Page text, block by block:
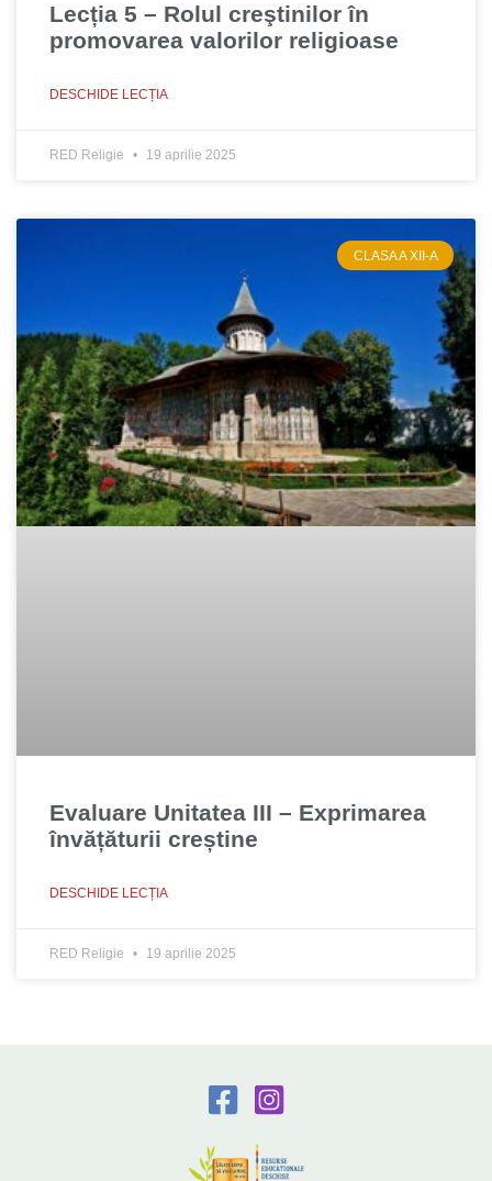
Lecția 5 – Rolul creştinilor în
promovarea valorilor religioase
DESCHIDE LECȚIA
RED Religie 19 aprilie 2025
CLASA A XII-A
Evaluare Unitatea III – Exprimarea
învățăturii creștine
DESCHIDE LECȚIA
RED Religie 19 aprilie 2025